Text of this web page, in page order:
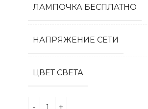
ЛАМПОЧКА БЕСПЛАТНО
НАПРЯЖЕНИЕ СЕТИ
ЦВЕТ СВЕТА